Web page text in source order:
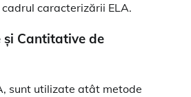
caracterizării ELA.
Cantitative de
sunt utilizate atât metode